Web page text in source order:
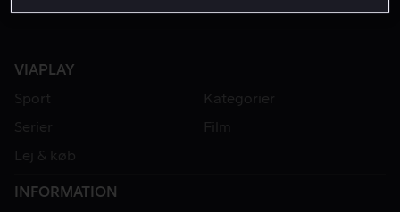
VIAPLAY
Sport
Kategorier
Serier
Film
Lej & køb
INFORMATION